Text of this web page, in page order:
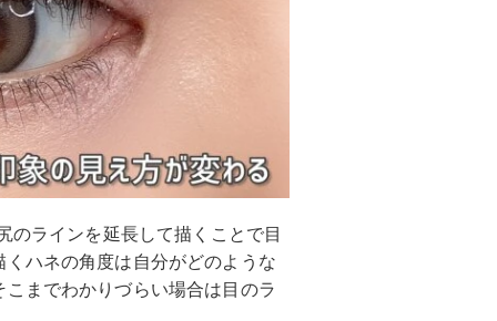
のラインを延長して描くことで目
ハネの角度は自分がどのような
までわかりづらい場合は目のラ